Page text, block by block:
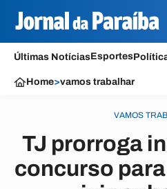
Últimas NotíciasEsportes
Home>vamos trabalhar
VAMOS
TJ prorroga
concurso